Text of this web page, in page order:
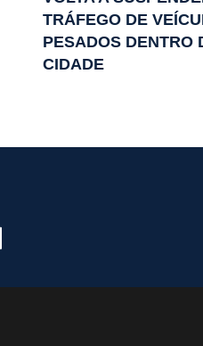
TRÁFEGO DE
PESADOS DENTRO
CIDADE